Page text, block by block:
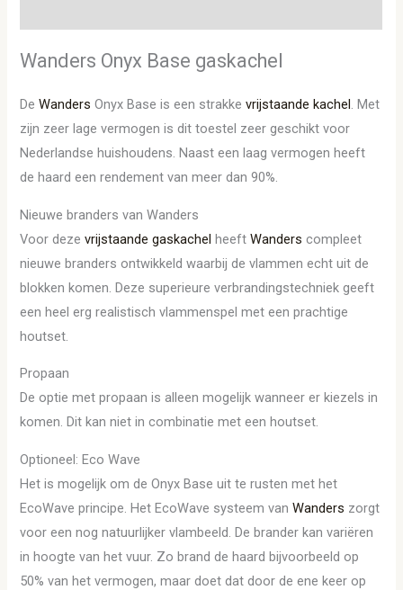
Wanders Onyx Base gaskachel
DeWanders Onyx Base is een strakkevrijstaande kachel. Met
zijn zeer lage vermogen is dit toestel zeer geschikt voor
Nederlandse huishoudens. Naast een laag vermogen heeft
de haard een rendement van meer dan 90%.
Nieuwe branders van Wanders
Voor dezevrijstaande gaskachel heeftWanders compleet
nieuwe branders ontwikkeld waarbij de vlammen echt uit de
blokken komen. Deze superieure verbrandingstechniek geeft
een heel erg realistisch vlammenspel met een prachtige
houtset.
Propaan
De optie met propaan is alleen mogelijk wanneer er kiezels in
komen. Dit kan niet in combinatie met een houtset.
Optioneel: Eco Wave
Het is mogelijk om de Onyx Base uit te rusten met het
EcoWave principe. Het EcoWave systeem vanWanders zorgt
voor een nog natuurlijker vlambeeld. De brander kan variëren
in hoogte van het vuur. Zo brand de haard bijvoorbeeld op
50% van het vermogen, maar doet dat door de ene keer op